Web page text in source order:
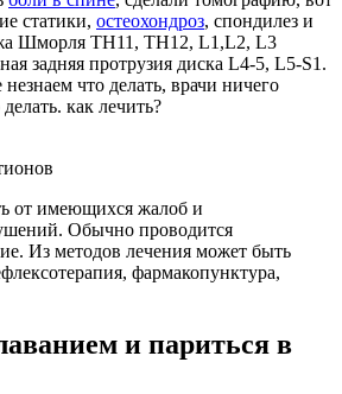
статики, остеохондроз, спондилез и
Шморля ТН11, ТН12, L1,L2, L3
задняя протрузия диска L4-5, L5-S1.
что делать, врачи ничего
как лечить?
от имеющихся жалоб и
Обычно проводится
Из методов лечения может быть
фармакопунктура,
и париться в